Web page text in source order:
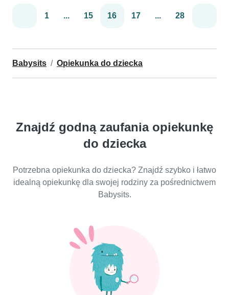
1 ... 15 16 17 ... 28
Babysits Opiekunka do dziecka
Znajdź godną zaufania opiekunkę
do dziecka
Potrzebna opiekunka do dziecka? Znajdź szybko i łatwo
idealną opiekunkę dla swojej rodziny za pośrednictwem
Babysits.